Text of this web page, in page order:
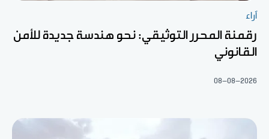
آراء
رقمنة المحرر التوثيقي: نحو هندسة جديدة للأمن
القانوني
08-08-2026